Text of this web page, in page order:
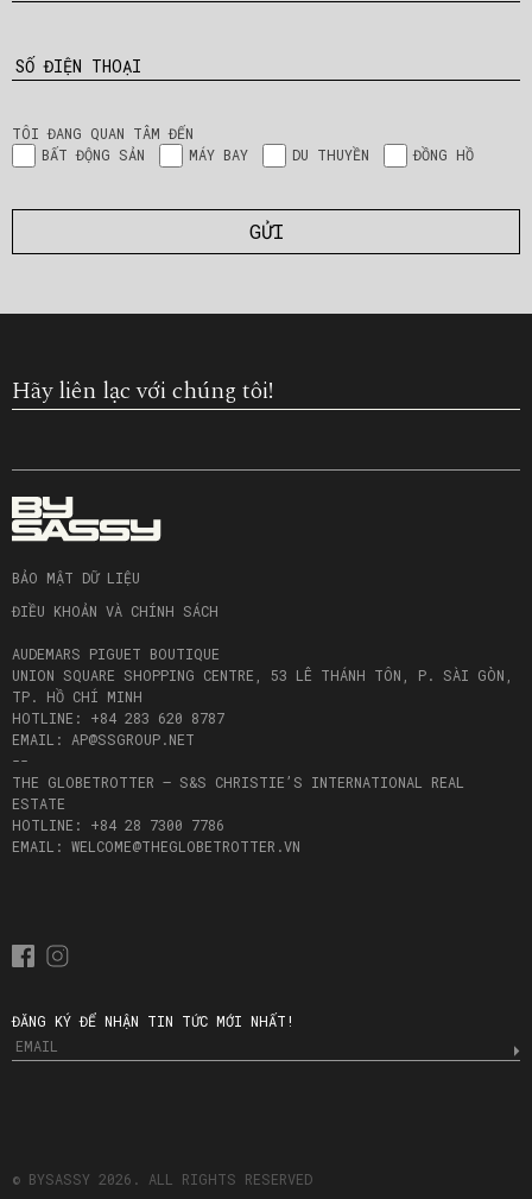
SỐ ĐIỆN THOẠI
TÔI ĐANG QUAN TÂM ĐẾN
BẤT ĐỘNG SẢN
MÁY BAY DU THUYỀN ĐỒNG HỒ
Hãy liên lạc với chúng tôi!
BẢO MẬT DỮ LIỆU
ĐIỀU KHOẢN VÀ CHÍNH SÁCH
AUDEMARS PIGUET BOUTIQUE
UNION SQUARE SHOPPING CENTRE, 53 LÊ THÁNH TÔN, P. SÀI GÒN,
TP. HỒ CHÍ MINH
HOTLINE: +84 283 620 8787
EMAIL: AP@SSGROUP.NET
--
THE GLOBETROTTER – S&S CHRISTIE’S INTERNATIONAL REAL
ESTATE
HOTLINE: +84 28 7300 7786
EMAIL: WELCOME@THEGLOBETROTTER.VN
ĐĂNG KÝ ĐỂ NHẬN TIN TỨC MỚI NHẤT!
© BYSASSY 2026. ALL RIGHTS RESERVED